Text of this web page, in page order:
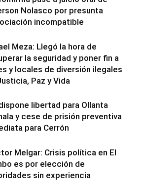
Nolasco por presunta
incompatible
Meza: Llegó la hora de
la seguridad y poner fin a
y locales de diversión ilegales
Paz y Vida
libertad para Ollanta
y cese de prisión preventiva
para Cerrón
Melgar: Crisis política en El
es por elección de
sin experiencia